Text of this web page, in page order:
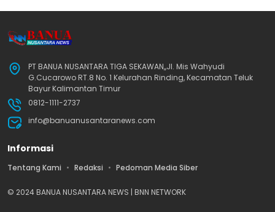
PT BANUA NUSANTARA TIGA SEKAWAN,,Jl. Mis Wahyudi
G.Cucarowo RT.8 No. 1 Kelurahan Rinding, Kecamatan Teluk
Bayur Kalimantan Timur
0812-1111-2737
info@banuanusantaranews.com
Informasi
Tentang Kami Redaksi Pedoman Media Siber
© 2024 BANUA NUSANTARA NEWS | BNN NETWORK